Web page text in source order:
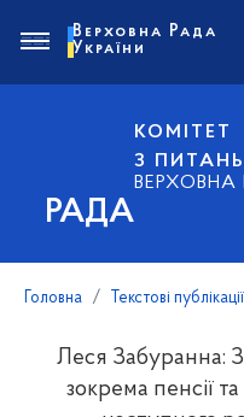
РАДА
КОМІТЕТ
З
ВЕРХОВНА
Верховна Рада
України
Головна Текстові публікації
Леся Забуранна:
зокрема пенсії